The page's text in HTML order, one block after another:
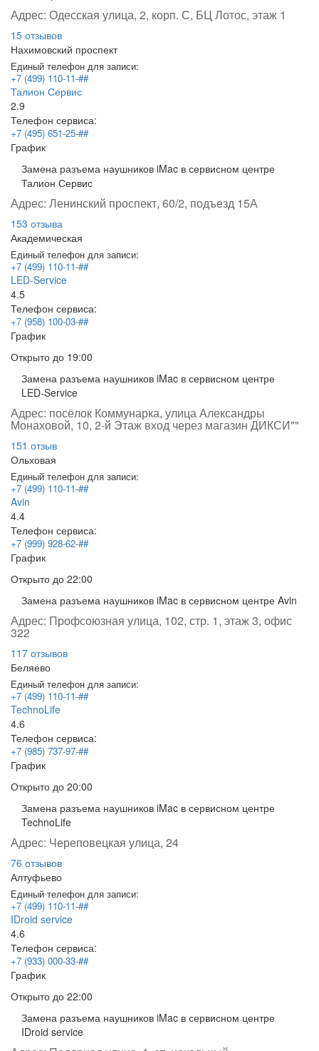
Адрес: Одесская улица, 2, корп. С, БЦ Лотос, этаж 1
15 отзывов
Нахимовский проспект
Единый телефон для записи:
+7 (499) 110-11-##
Талион Сервис
2.9
Телефон сервиса:
+7 (495) 651-25-##
График
Замена разъема наушников iMac в сервисном центре
Талион Сервис
Адрес: Ленинский проспект, 60/2, подъезд 15А
153 отзыва
Академическая
Единый телефон для записи:
+7 (499) 110-11-##
LED-Service
4.5
Телефон сервиса:
+7 (958) 100-03-##
График
Открыто до 19:00
Замена разъема наушников iMac в сервисном центре
LED-Service
Адрес: посёлок Коммунарка, улица Александры
Монаховой, 10, 2-й Этаж вход через магазин ДИКСИ""
151 отзыв
Ольховая
Единый телефон для записи:
+7 (499) 110-11-##
Avin
4.4
Телефон сервиса:
+7 (999) 928-62-##
График
Открыто до 22:00
Замена разъема наушников iMac в сервисном центре Avin
Адрес: Профсоюзная улица, 102, стр. 1, этаж 3, офис
322
117 отзывов
Беляево
Единый телефон для записи:
+7 (499) 110-11-##
TechnoLife
4.6
Телефон сервиса:
+7 (985) 737-97-##
График
Открыто до 20:00
Замена разъема наушников iMac в сервисном центре
TechnoLife
Адрес: Череповецкая улица, 24
76 отзывов
Алтуфьево
Единый телефон для записи:
+7 (499) 110-11-##
IDroid service
4.6
Телефон сервиса:
+7 (933) 000-33-##
График
Открыто до 22:00
Замена разъема наушников iMac в сервисном центре
IDroid service